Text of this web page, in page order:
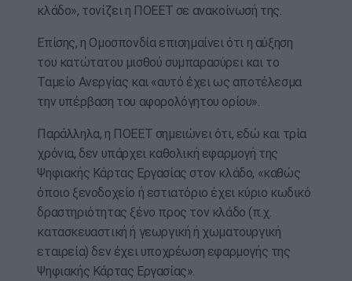
κλάδο», τονίζει η ΠΟΕΕΤ σε ανακοίνωσή της.
Επίσης, η Ομοσπονδία επισημαίνει ότι η αύξηση
του κατώτατου μισθού συμπαρασύρει και το
Ταμείο Ανεργίας και «αυτό έχει ως αποτέλεσμα
την υπέρβαση του αφορολόγητου ορίου».
Παράλληλα, η ΠΟΕΕΤ σημειώνει ότι, εδώ και τρία
χρόνια, δεν υπάρχει καθολική εφαρμογή της
Ψηφιακής Κάρτας Εργασίας στον κλάδο, «καθώς
όποιο ξενοδοχείο ή εστιατόριο έχει κύριο κωδικό
δραστηριότητας ξένο προς τον κλάδο (π.χ.
κατασκευαστική ή γεωργική ή χωματουργική
εταιρεία) δεν έχει υποχρέωση εφαρμογής της
Ψηφιακής Κάρτας Εργασίας».